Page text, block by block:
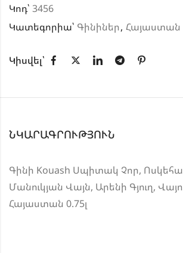
Կոդ՝ 3456
Կատեգորիա՝ Գինիներ, Հայաստան
Կիսվել՝
ՆԿԱՐԱԳՐՈՒԹՅՈՒՆ
Գինի Kouash Սպիտակ Չոր,
Մանուկյան Վայն, Արենի Գյուղ,
Հայաստան 0.75լ